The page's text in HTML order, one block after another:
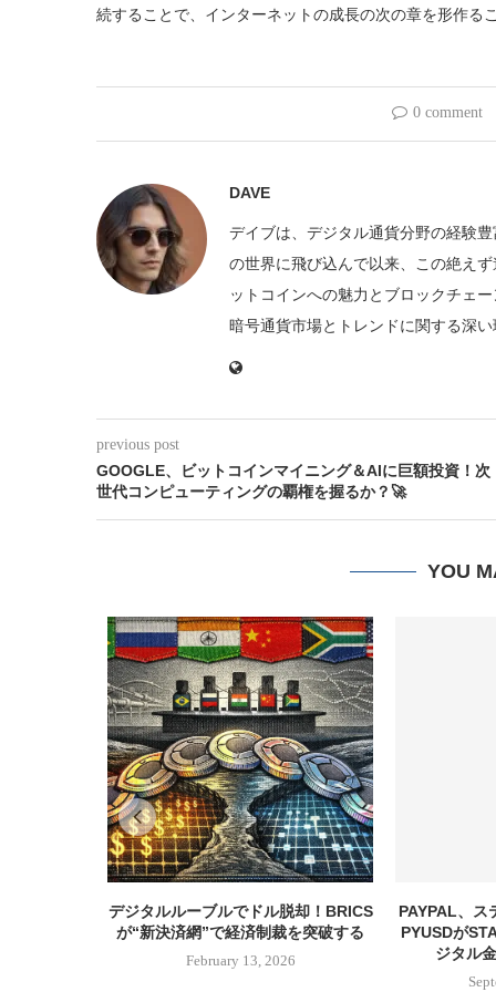
続することで、インターネットの成長の次の章を形作る
0 comment
DAVE
デイブは、デジタル通貨分野の経験
の世界に飛び込んで以来、この絶え
ットコインへの魅力とブロックチェ
暗号通貨市場とトレンドに関する深
previous post
GOOGLE、ビットコインマイニング＆AIに巨額投資！次
世代コンピューティングの覇権を握るか？🚀
YOU
デジタルルーブルでドル脱却！BRICS
が“新決済網”で経済制裁を突破する
February 13, 2026
PAYPAL、ス
PYUSDが
ジタル